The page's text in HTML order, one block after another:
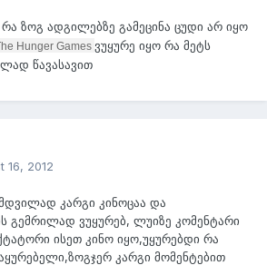
რა ზოგ ადგილებზე გამეცინა ცუდი არ იყო
Hunger Games ვუყურე იყო რა მეტს
წავასავით
16, 2012
კარგი კინოცაა და
გემრილად ვუყურებ, ლუიზე კომენტარი
ისეთ კინო იყო,უყურებდი რა
კარგი მომენტებით